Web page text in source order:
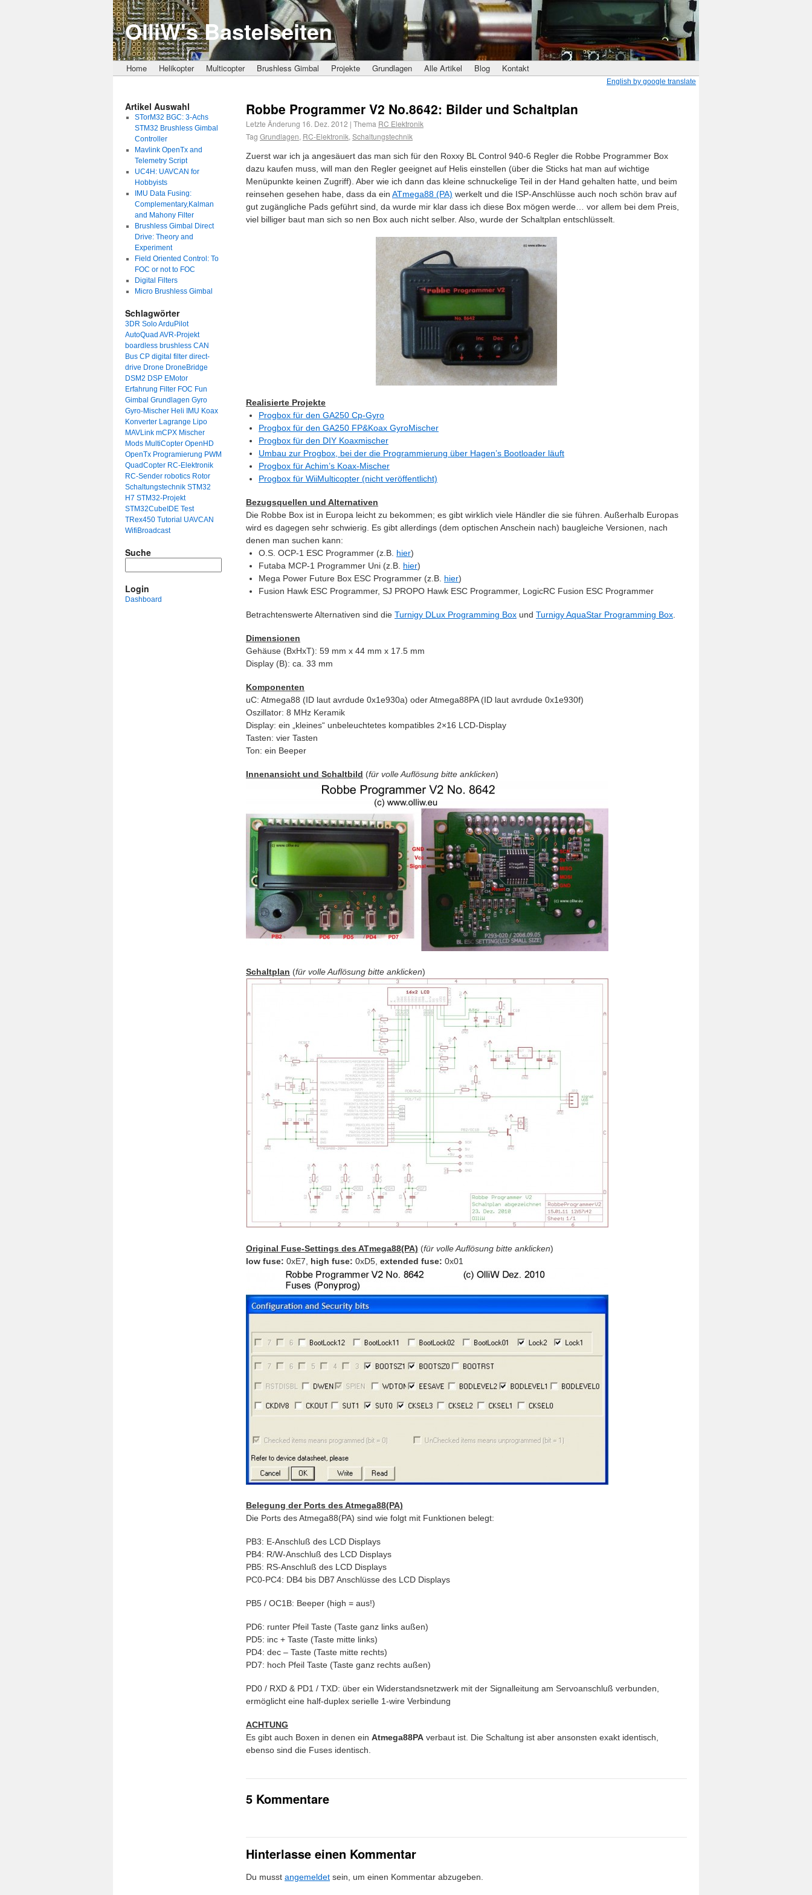
OlliW's Bastelseiten
Home Helikopter Multicopter Brushless Gimbal Projekte Grundlagen Alle Artikel Blog Kontakt
English by google translate
Robbe Programmer V2 No.8642: Bilder und Schaltplan
Letzte Änderung 16. Dez. 2012 | Thema RC Elektronik
Tag Grundlagen, RC-Elektronik, Schaltungstechnik
Zuerst war ich ja angesäuert das man sich für den Roxxy BL Control 940-6 Regler die Robbe Programmer Box
dazu kaufen muss, will man den Regler geeignet auf Helis einstellen (über die Sticks hat man auf wichtige
Menüpunkte keinen Zugriff). Aber wie ich dann das kleine schnuckelige Teil in der Hand gehalten hatte, und beim
reinsehen gesehen habe, dass da ein ATmega88 (PA) werkelt und die ISP-Anschlüsse auch noch schön brav auf
gut zugängliche Pads geführt sind, da wurde mir klar dass ich diese Box mögen werde… vor allem bei dem Preis,
viel billiger baut man sich so nen Box auch nicht selber. Also, wurde der Schaltplan entschlüsselt.
Realisierte Projekte
Progbox für den GA250 Cp-Gyro
Progbox für den GA250 FP&Koax GyroMischer
Progbox für den DIY Koaxmischer
Umbau zur Progbox, bei der die Programmierung über Hagen’s Bootloader läuft
Progbox für Achim’s Koax-Mischer
Progbox für WiiMulticopter (nicht veröffentlicht)
Bezugsquellen und Alternativen
Die Robbe Box ist in Europa leicht zu bekommen; es gibt wirklich viele Händler die sie führen. Außerhalb Europas
wird es dagegen sehr schwierig. Es gibt allerdings (dem optischen Anschein nach) baugleiche Versionen, nach
denen man suchen kann:
O.S. OCP-1 ESC Programmer (z.B. hier)
Futaba MCP-1 Programmer Uni (z.B. hier)
Mega Power Future Box ESC Programmer (z.B. hier)
Fusion Hawk ESC Programmer, SJ PROPO Hawk ESC Programmer, LogicRC Fusion ESC Programmer
Betrachtenswerte Alternativen sind die Turnigy DLux Programming Box und Turnigy AquaStar Programming Box
Dimensionen
Gehäuse (BxHxT): 59 mm x 44 mm x 17.5 mm
Display (B): ca. 33 mm
Komponenten
uC: Atmega88 (ID laut avrdude 0x1e930a) oder Atmega88PA (ID laut avrdude 0x1e930f)
Oszillator: 8 MHz Keramik
Display: ein „kleines“ unbeleuchtetes kompatibles 2×16 LCD-Display
Tasten: vier Tasten
Ton: ein Beeper
Innenansicht und Schaltbild (für volle Auflösung bitte anklicken)
Schaltplan (für volle Auflösung bitte anklicken)
Original Fuse-Settings des ATmega88(PA) (für volle Auflösung bitte anklicken)
low fuse: 0xE7, high fuse: 0xD5, extended fuse: 0x01
Belegung der Ports des Atmega88(PA)
Die Ports des Atmega88(PA) sind wie folgt mit Funktionen belegt:
PB3: E-Anschluß des LCD Displays
PB4: R/W-Anschluß des LCD Displays
PB5: RS-Anschluß des LCD Displays
PC0-PC4: DB4 bis DB7 Anschlüsse des LCD Displays
PB5 / OC1B: Beeper (high = aus!)
PD6: runter Pfeil Taste (Taste ganz links außen)
PD5: inc + Taste (Taste mitte links)
PD4: dec – Taste (Taste mitte rechts)
PD7: hoch Pfeil Taste (Taste ganz rechts außen)
PD0 / RXD & PD1 / TXD: über ein Widerstandsnetzwerk mit der Signalleitung am Servoanschluß verbunden,
ermöglicht eine half-duplex serielle 1-wire Verbindung
ACHTUNG
Es gibt auch Boxen in denen ein Atmega88PA verbaut ist. Die Schaltung ist aber ansonsten exakt identisch,
ebenso sind die Fuses identisch.
5 Kommentare
Hinterlasse einen Kommentar
Du musst angemeldet sein, um einen Kommentar abzugeben.
Artikel Auswahl
STorM32 BGC: 3-Achs
STM32 Brushless Gimbal
Controller
Mavlink OpenTx and
Telemetry Script
UC4H: UAVCAN for
Hobbyists
IMU Data Fusing:
Complementary,Kalman
and Mahony Filter
Brushless Gimbal Direct
Drive: Theory and
Experiment
Field Oriented Control: To
FOC or not to FOC
Digital Filters
Micro Brushless Gimbal
Schlagwörter
3DR SoloArduPilot
AutoQuad AVR-Projekt
boardless brushless CAN
Bus CP digital filter direct-
drive Drone DroneBridge
DSM2 DSP EMotor
Erfahrung Filter FOC Fun
Gimbal Grundlagen Gyro
Gyro-Mischer Heli IMU Koax
Konverter Lagrange Lipo
MAVLink mCPX Mischer
Mods MultiCopter OpenHD
OpenTx Programierung PWM
QuadCopter RC-Elektronik
RC-Sender robotics Rotor
Schaltungstechnik STM32
H7 STM32-Projekt
STM32CubeIDE Test
TRex450 Tutorial UAVCAN
WifiBroadcast
Suche
Login
Dashboard